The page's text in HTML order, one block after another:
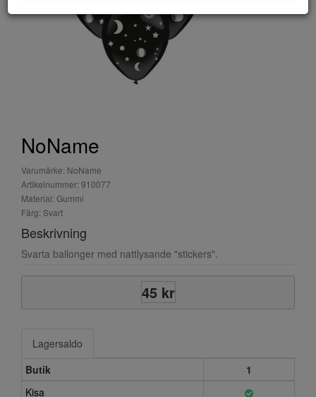
NoName
Varumärke: NoName
Artikelnummer: 910077
Material: Gummi
Färg: Svart
Beskrivning
Svarta ballonger med nattlysande "stickers".
45 kr
Lagersaldo
Butik
1
Kisa